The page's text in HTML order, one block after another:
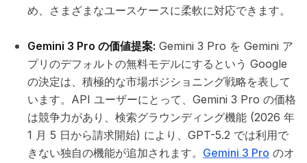
め、さまざまなユースケースに柔軟に対応できます。
Gemini 3 Pro の価値提案: Gemini 3 Pro を Gemini ア
プリのデフォルトの無料モデルにするという Google
の決定は、積極的な市場ポジショニング戦略を表して
います。API ユーザーにとって、Gemini 3 Pro の価格
は競争力があり、検索グラウンディング機能 (2026 年
1 月 5 日から請求開始) により、GPT-5.2 では利用で
きない独自の機能が追加されます。 Gemini 3 Pro のオ